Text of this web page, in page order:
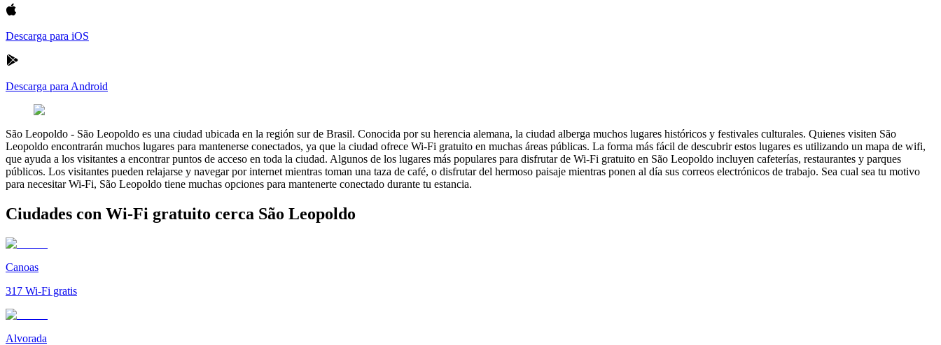
Descarga para iOS
Descarga para Android
São Leopoldo - São Leopoldo es una ciudad ubicada en la región sur de Brasil. Conocida por su herencia alemana, la ciudad alberga muchos lugares históricos y festivales culturales. Quienes visiten São
Leopoldo encontrarán muchos lugares para mantenerse conectados, ya que la ciudad ofrece Wi-Fi gratuito en muchas áreas públicas. La forma más fácil de descubrir estos lugares es utilizando un mapa de wifi,
que ayuda a los visitantes a encontrar puntos de acceso en toda la ciudad. Algunos de los lugares más populares para disfrutar de Wi-Fi gratuito en São Leopoldo incluyen cafeterías, restaurantes y parques
públicos. Los visitantes pueden relajarse y navegar por internet mientras toman una taza de café, o disfrutar del hermoso paisaje mientras ponen al día sus correos electrónicos de trabajo. Sea cual sea tu motivo
para necesitar Wi-Fi, São Leopoldo tiene muchas opciones para mantenerte conectado durante tu estancia.
Ciudades con Wi-Fi gratuito cerca São Leopoldo
Canoas
317 Wi-Fi gratis
Alvorada